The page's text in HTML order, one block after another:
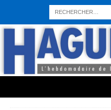
sohbet hattı numarası seks hattı
sohbet hattı numaralar seks hattı
numaraları sohbet hattı sex hattı
sohbet hattı canlı
sex sohbet hattı numaraları
yeni casino siteleri